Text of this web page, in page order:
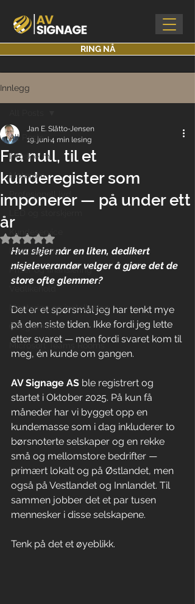
RING NÅ
Innlegg
All Posts
Infoskjerm
Møterom
Kundeservice
Kompetanse
Priser og finansiering
Vedlikehold
Montering og installasjon
Google Meet
Microsoft Teams Rooms
Fra null, til et
kunderegister som
imponerer — på under ett
år
Jan E. Slåtto-Jensen
19. juni 4 min lesing
Gitt NaN av 5 stjerner.
Hva skjer når en liten, dedikert
nisjeleverandør velger å gjøre det de
store ofte glemmer?
Det er et spørsmål jeg har tenkt mye
på den siste tiden. Ikke fordi jeg lette
etter svaret — men fordi svaret kom til
meg, én kunde om gangen.
AV Signage AS ble registrert og
startet i Oktober 2025. På kun få
måneder har vi bygget opp en
kundemasse som i dag inkluderer to
børsnoterte selskaper og en rekke
små og mellomstore bedrifter —
primært lokalt og på Østlandet, men
også på Vestlandet og Innlandet. Til
sammen jobber det et par tusen
mennesker i disse selskapene.
Tenk på det et øyeblikk.